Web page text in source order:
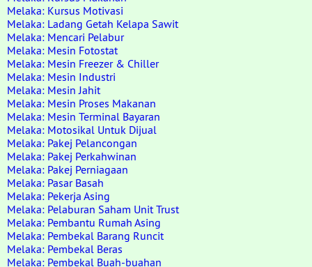
Melaka: Kursus Motivasi
Melaka: Ladang Getah Kelapa Sawit
Melaka: Mencari Pelabur
Melaka: Mesin Fotostat
Melaka: Mesin Freezer & Chiller
Melaka: Mesin Industri
Melaka: Mesin Jahit
Melaka: Mesin Proses Makanan
Melaka: Mesin Terminal Bayaran
Melaka: Motosikal Untuk Dijual
Melaka: Pakej Pelancongan
Melaka: Pakej Perkahwinan
Melaka: Pakej Perniagaan
Melaka: Pasar Basah
Melaka: Pekerja Asing
Melaka: Pelaburan Saham Unit Trust
Melaka: Pembantu Rumah Asing
Melaka: Pembekal Barang Runcit
Melaka: Pembekal Beras
Melaka: Pembekal Buah-buahan